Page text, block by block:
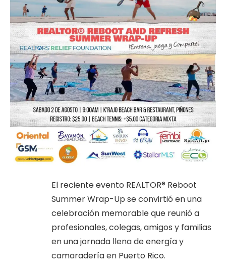
El reciente evento REALTOR® Reboot
Summer Wrap-Up se convirtió en una
celebración memorable que reunió a
profesionales, colegas, amigos y familias
en una jornada llena de energía y
camaradería en Puerto Rico.